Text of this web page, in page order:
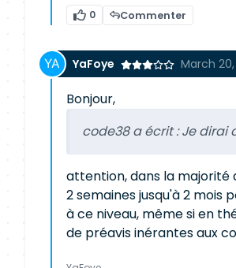
0 Commenter
YaFoye March 20,
Bonjour,
code38 a écrit :Je dirai
attention, dans la majorité
2 semaines jusqu'à 2 mois
à ce niveau, même si en
de préavis inérantes aux